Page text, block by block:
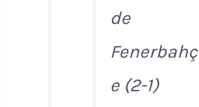
de
Fenerbahç
e (2-1)